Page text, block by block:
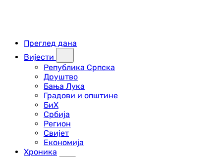
Преглед дана
Вијести
Република Српска
Друштво
Бања Лука
Градови и општине
БиХ
Србија
Регион
Свијет
Економија
Хроника